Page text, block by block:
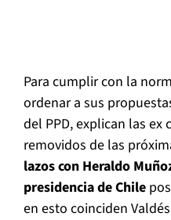
Para cumplir con la
ordenar a sus
del PPD, explican las
removidos de las
lazos con Heraldo
presidencia de Chile
en esto coinciden